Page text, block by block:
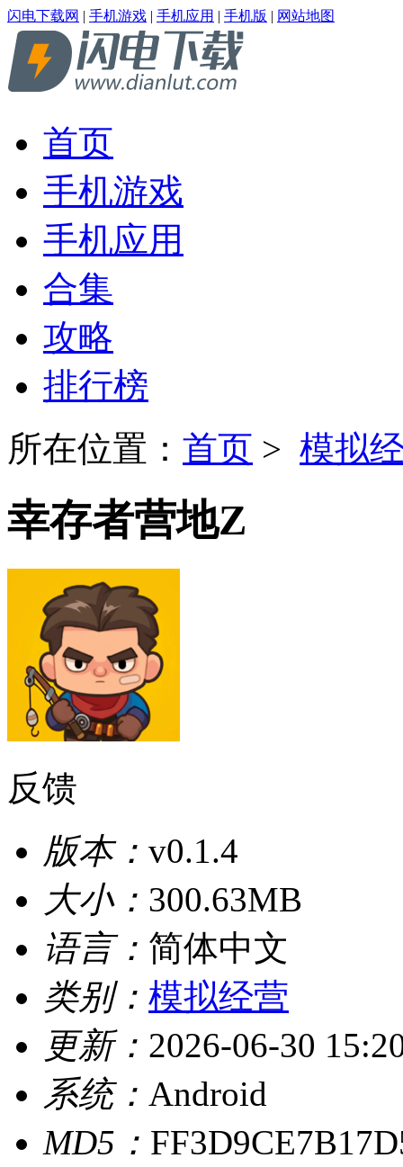
闪电下载网 | 手机游戏 | 手机应用 | 手机版 | 网站地图
首页
手机游戏
手机应用
合集
攻略
排行榜
所在位置： 首页 > 模拟
幸存者营地Z
反馈
版本： v0.1.4
大小： 300.63MB
语言： 简体中文
类别： 模拟经营
更新： 2026-06-30
系统： Android
MD5：